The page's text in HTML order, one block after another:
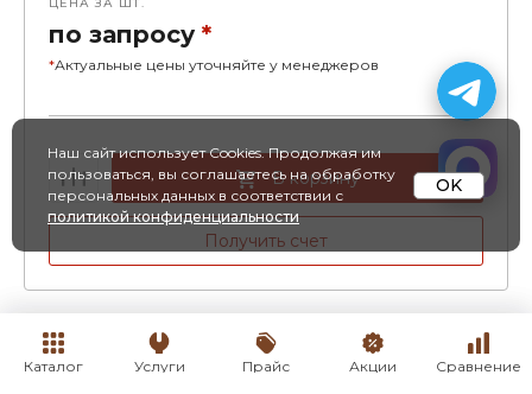
Каталог Услуги Прайс Акции Сравнение
Каталог Услуги Прайс Акции Сравнение
ЦЕНА ЗА ШТ.
по запросу *
*Актуальные цены уточняйте у менеджеров
Получить счет
В корзину
Наш сайт использует Cookies. Продолжая им
пользоваться, вы соглашаетесь на обработку
персональных данных в соответствии с
политикой конфиденциальности
OK